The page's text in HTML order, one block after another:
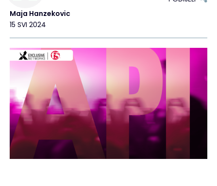
Maja Hanzekovic
15 SVI 2024